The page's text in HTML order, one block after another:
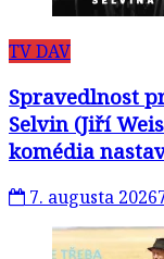
TV DAV
Spravedlnost
Selvin (Jiří
komédia
7. augusta 2026